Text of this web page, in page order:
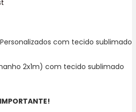
com tecido sublimado
2x1m) com tecido sublimado
IMPORTANTE!